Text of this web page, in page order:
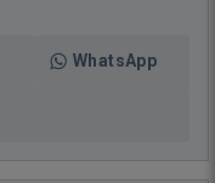
WhatsApp